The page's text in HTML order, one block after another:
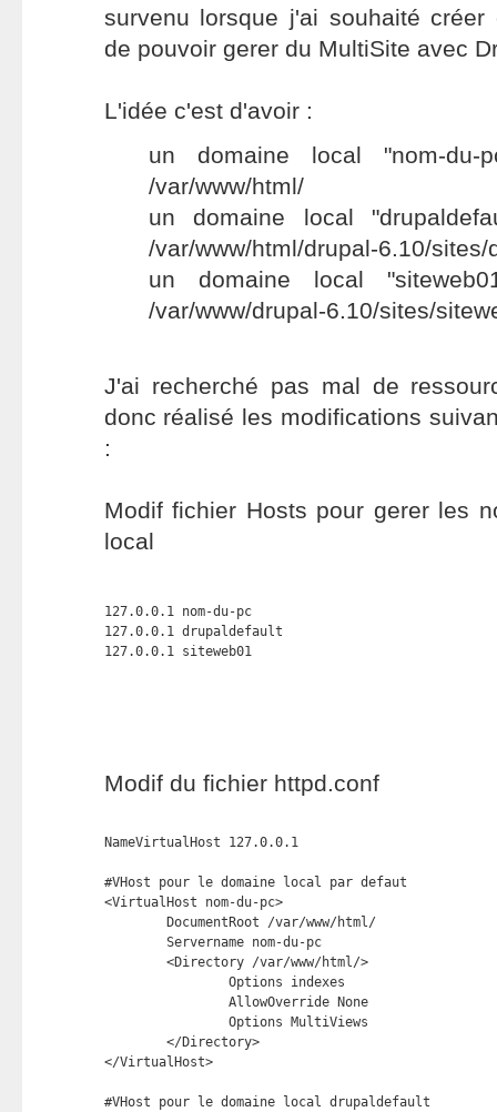
survenu lorsque j'ai souhaité créer
de pouvoir gerer du MultiSite avec
L'idée c'est d'avoir :
un domaine local "nom-
/var/www/html/
un domaine local
/var/www/html/drupal-6.10/sites/
un domaine local
/var/www/drupal-6.10/sites/
J'ai recherché pas mal de
donc réalisé les modifications
:
Modif fichier Hosts pour gerer les
local
127.0.0.1 nom-du-pc
127.0.0.1 drupaldefault
127.0.0.1 siteweb01
Modif du fichier httpd.conf
NameVirtualHost 127.0.0.1
#VHost pour le domaine local par defaut
<VirtualHost nom-du-pc>
        DocumentRoot /var/www/html/
        Servername nom-du-pc
        <Directory /var/www/html/>
                Options indexes
                AllowOverride None
                Options MultiViews
        </Directory>
</VirtualHost>
#VHost pour le domaine local drupaldefault